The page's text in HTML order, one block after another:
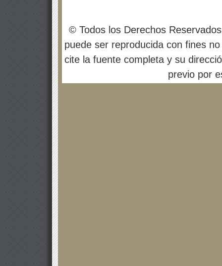
© Todos los Derechos
puede ser reproducida con fines
cite la fuente completa y su
previo por